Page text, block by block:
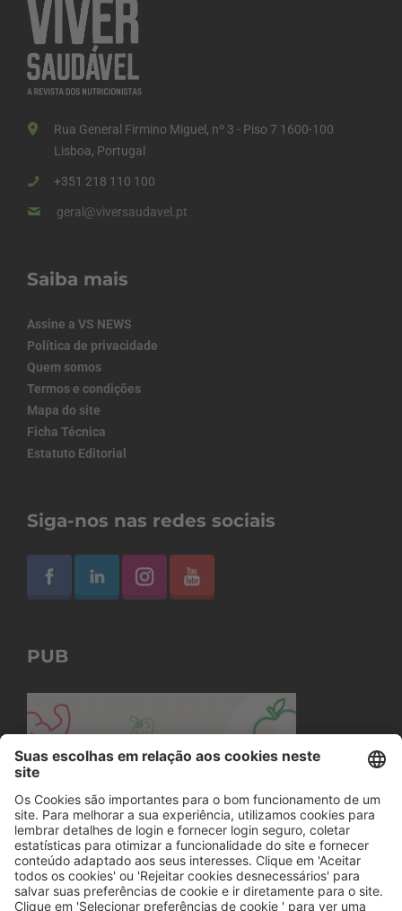
Rua General Firmino Miguel, nº 3 - Piso 7 1600-100
Lisboa, Portugal
+351 218 110 100
geral@viversaudavel.pt
Saiba mais
Assine a VS NEWS
Política de privacidade
Quem somos
Termos e condições
Mapa do site
Ficha Técnica
Estatuto Editorial
Siga-nos nas redes sociais
PUB